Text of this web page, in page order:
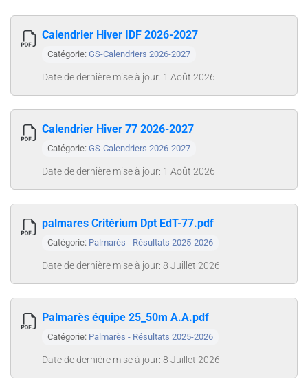
Calendrier Hiver IDF 2026-2027
Catégorie: GS-Calendriers 2026-2027
Date de dernière mise à jour: 1 Août 2026
Calendrier Hiver 77 2026-2027
Catégorie: GS-Calendriers 2026-2027
Date de dernière mise à jour: 1 Août 2026
palmares Critérium Dpt EdT-77.pdf
Catégorie: Palmarès - Résultats 2025-2026
Date de dernière mise à jour: 8 Juillet 2026
Palmarès équipe 25_50m A.A.pdf
Catégorie: Palmarès - Résultats 2025-2026
Date de dernière mise à jour: 8 Juillet 2026